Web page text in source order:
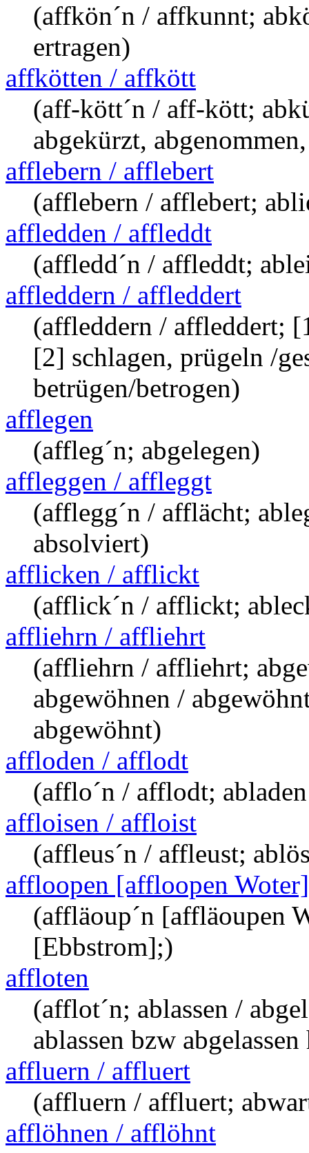
(affkön´n / affkunnt;
ertragen)
affkötten / affkött
(aff-kött´n / aff-kött;
abgekürzt,
afflebern / afflebert
(afflebern / afflebert;
affledden / affleddt
(affledd´n / affleddt;
affleddern / affleddert
(affleddern / affleddert;
[2] schlagen, prügeln /
betrügen/betrogen)
afflegen
(affleg´n; abgelegen)
affleggen / affleggt
(afflegg´n / afflächt;
absolviert)
afflicken / afflickt
(afflick´n / afflickt;
affliehrn / affliehrt
(affliehrn / affliehrt;
abgewöhnen /
abgewöhnt)
affloden / afflodt
(afflo´n / afflodt;
affloisen / affloist
(affleus´n / affleust;
affloopen [affloopen Woter]
(affläoup´n [affläoupen
[Ebbstrom];)
affloten
(afflot´n; ablassen /
ablassen bzw abgelassen
affluern / affluert
(affluern / affluert;
afflöhnen / afflöhnt